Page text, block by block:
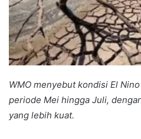
WMO menyebut kondisi El
periode Mei hingga Juli,
yang lebih kuat.